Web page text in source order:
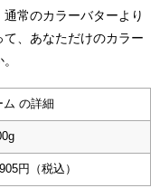
常のカラーバターより
、あなただけのカラー
ム の詳細
円（税込）